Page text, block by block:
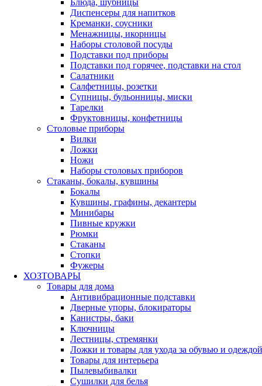
Блюда, шубницы
Диспенсеры для напитков
Креманки, соусники
Менажницы, икорницы
Наборы столовой посуды
Подставки под приборы
Подставки под горячее, подставки на стол
Салатники
Салфетницы, розетки
Супницы, бульонницы, миски
Тарелки
Фруктовницы, конфетницы
Столовые приборы
Вилки
Ложки
Ножи
Наборы столовых приборов
Стаканы, бокалы, кувшины
Бокалы
Кувшины, графины, декантеры
Минибары
Пивные кружки
Рюмки
Стаканы
Стопки
Фужеры
ХОЗТОВАРЫ
Товары для дома
Антивибрационные подставки
Дверные упоры, блокираторы
Канистры, баки
Ключницы
Лестницы, стремянки
Ложки и товары для ухода за обувью и одеждой
Товары для интерьера
Пылевыбивалки
Сушилки для белья